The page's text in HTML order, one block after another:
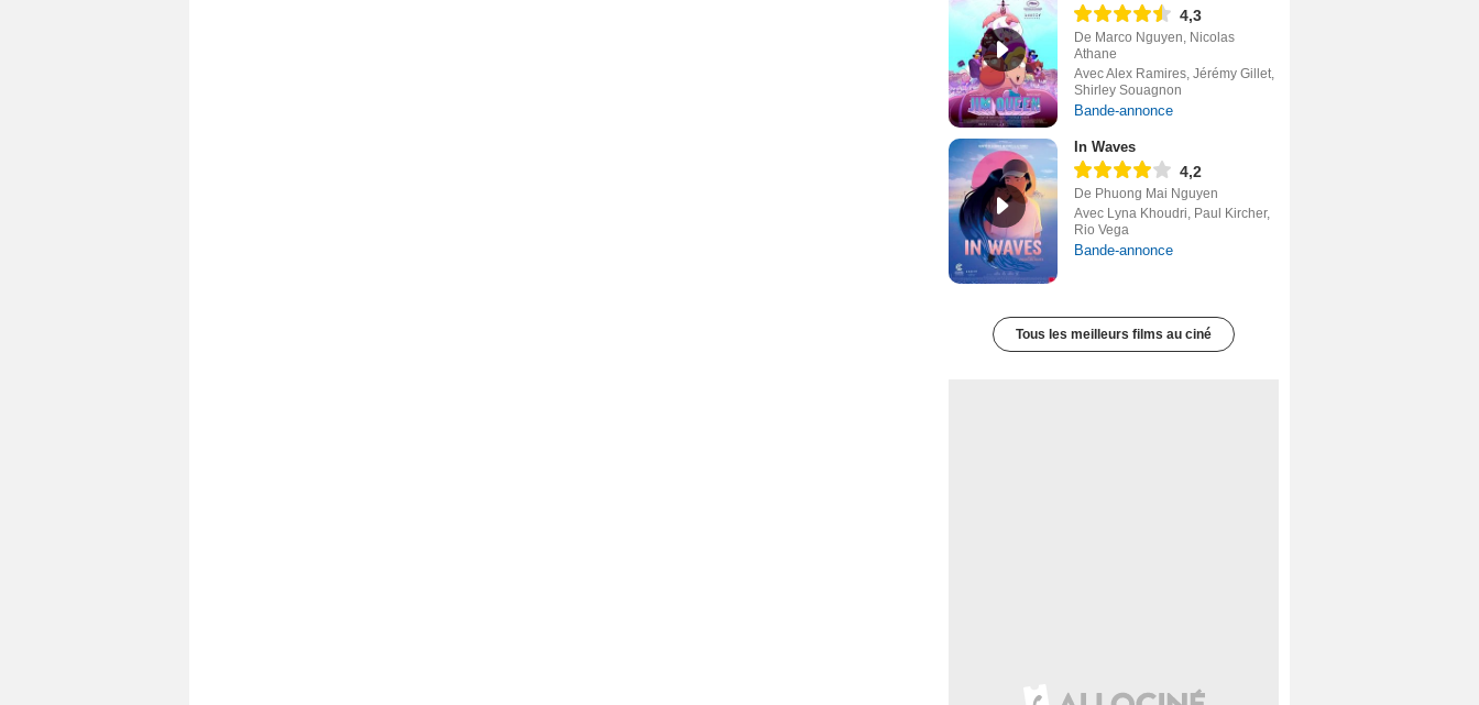
4,3
De Marco Nguyen, Nicolas
Athane
Avec Alex Ramires, Jérémy Gillet,
Shirley Souagnon
Bande-annonce
In Waves
4,2
De Phuong Mai Nguyen
Avec Lyna Khoudri, Paul Kircher,
Rio Vega
Bande-annonce
Tous les meilleurs films au ciné